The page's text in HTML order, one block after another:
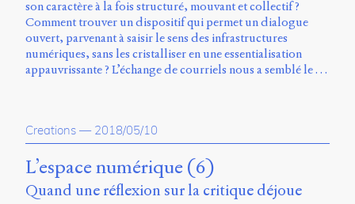
son caractère à la fois structuré, mouvant et collectif ?
Comment trouver un dispositif qui permet un dialogue
ouvert, parvenant à saisir le sens des infrastructures
numériques, sans les cristalliser en une essentialisation
appauvrissante ? L’échange de courriels nous a semblé le …
Creations — 2018/05/10
L’espace numérique (6)
Quand une réflexion sur la critique déjoue